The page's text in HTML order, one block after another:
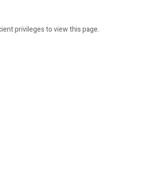
privileges to view this page.